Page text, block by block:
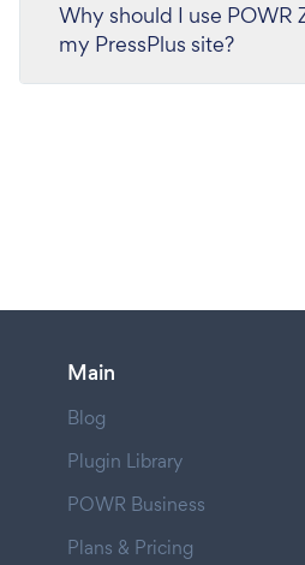
Why should I use POWR
my PressPlus site?
Main
Blog
Plugin Library
POWR Business
Plans & Pricing